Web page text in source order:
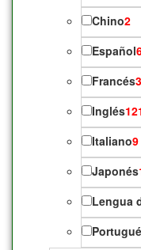
Chino2
Español
Francés
Inglés
Italiano9
Japonés
Lengua